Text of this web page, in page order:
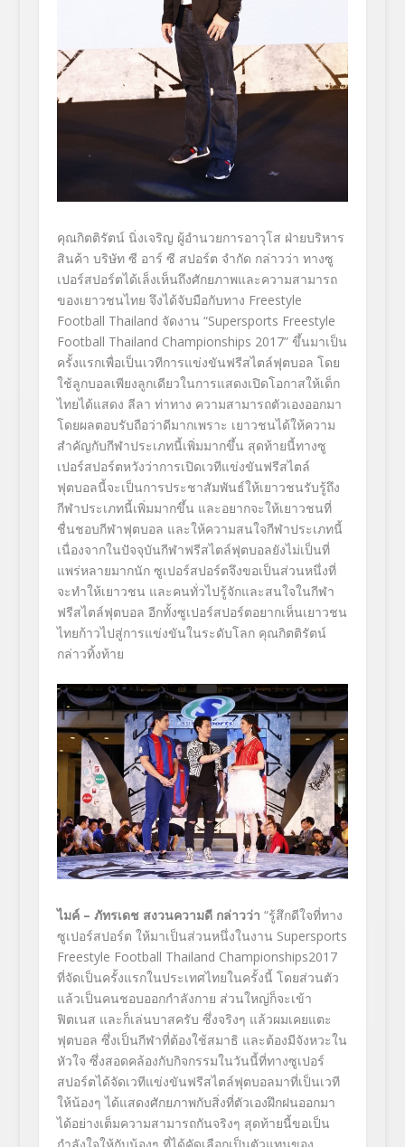
คุณกิตติรัตน์ นิ่งเจริญ ผู้อำนวยการอาวุโส ฝ่ายบริหาร
สินค้า บริษัท ซี อาร์ ซี สปอร์ต จำกัด กล่าวว่า ทางซู
เปอร์สปอร์ตได้เล็งเห็นถึงศักยภาพและความสามารถ
ของเยาวชนไทย จึงได้จับมือกับทาง Freestyle
Football Thailand จัดงาน “Supersports Freestyle
Football Thailand Championships 2017” ขึ้นมาเป็น
ครั้งแรกเพื่อเป็นเวทีการแข่งขันฟรีสไตล์ฟุตบอล โดย
ใช้ลูกบอลเพียงลูกเดียวในการแสดงเปิดโอกาสให้เด็ก
ไทยได้แสดง ลีลา ท่าทาง ความสามารถตัวเองออกมา
โดยผลตอบรับถือว่าดีมากเพราะ เยาวชนได้ให้ความ
สำคัญกับกีฬาประเภทนี้เพิ่มมากขึ้น สุดท้ายนี้ทางซู
เปอร์สปอร์ตหวังว่าการเปิดเวทีแข่งขันฟรีสไตล์
ฟุตบอลนี้จะเป็นการประชาสัมพันธ์ให้เยาวชนรับรู้ถึง
กีฬาประเภทนี้เพิ่มมากขึ้น และอยากจะให้เยาวชนที่
ชื่นชอบกีฬาฟุตบอล และให้ความสนใจกีฬาประเภทนี้
เนื่องจากในปัจจุบันกีฬาฟรีสไตล์ฟุตบอลยังไม่เป็นที่
แพร่หลายมากนัก ซูเปอร์สปอร์ตจึงขอเป็นส่วนหนึ่งที่
จะทำให้เยาวชน และคนทั่วไปรู้จักและสนใจในกีฬา
ฟรีสไตล์ฟุตบอล อีกทั้งซูเปอร์สปอร์ตอยากเห็นเยาวชน
ไทยก้าวไปสู่การแข่งขันในระดับโลก คุณกิตติรัตน์
กล่าวทิ้งท้าย
ไมค์ – ภัทรเดช สงวนความดี กล่าวว่า “รู้สึกดีใจที่ทาง
ซูเปอร์สปอร์ต ให้มาเป็นส่วนหนึ่งในงาน Supersports
Freestyle Football Thailand Championships2017
ที่จัดเป็นครั้งแรกในประเทศไทยในครั้งนี้ โดยส่วนตัว
แล้วเป็นคนชอบออกกำลังกาย ส่วนใหญ่ก็จะเข้า
ฟิตเนส และก็เล่นบาสครับ ซึ่งจริงๆ แล้วผมเคยแตะ
ฟุตบอล ซึ่งเป็นกีฬาที่ต้องใช้สมาธิ และต้องมีจังหวะใน
หัวใจ ซึ่งสอดคล้องกับกิจกรรมในวันนี้ที่ทางซูเปอร์
สปอร์ตได้จัดเวทีแข่งขันฟรีสไตล์ฟุตบอลมาที่เป็นเวที
ให้น้องๆ ได้แสดงศักยภาพกับสิ่งที่ตัวเองฝึกฝนออกมา
ได้อย่างเต็มความสามารถกันจริงๆ สุดท้ายนี้ขอเป็น